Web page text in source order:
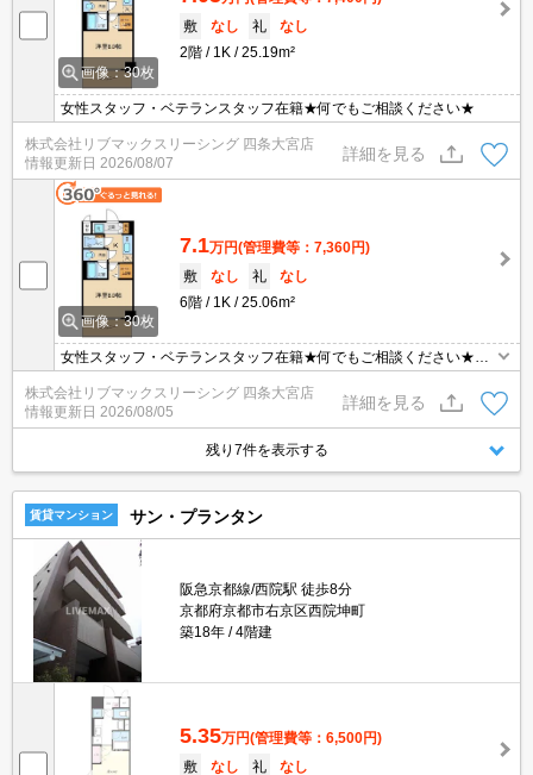
画像：30枚
敷
なし 礼
なし
2階
1K 25.19m²
女性スタッフ・ベテランスタッフ在籍★何でもご相談ください★
株式会社リブマックスリーシング 四条大宮店
情報更新日 2026/08/07
詳細を見る
画像：30枚
7.1万円(管理費等：7,360円)
敷
なし 礼
なし
6階
1K 25.06m²
女性スタッフ・ベテランスタッフ在籍★何でもご相談ください★阪
株式会社リブマックスリーシング 四条大宮店
情報更新日 2026/08/05
詳細を見る
残り7件を表示する
賃貸マンション サン・プランタン
阪急京都線/西院駅 徒歩8分
京都府京都市右京区西院坤町
築18年
4階建
5.35万円(管理費等：6,500円)
敷
なし 礼
なし